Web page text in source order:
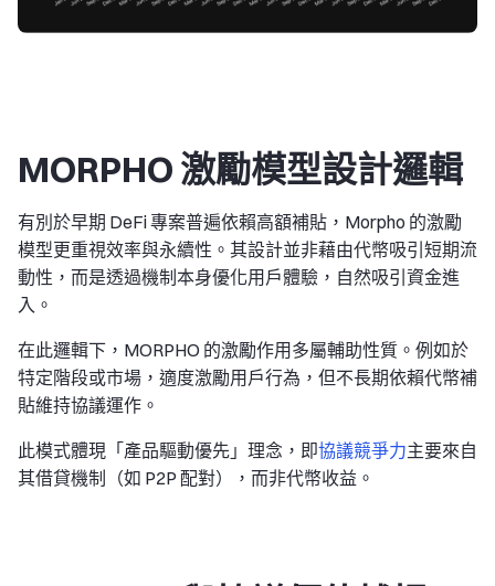
MORPHO 激勵模型設計邏輯
有別於早期 DeFi 專案普遍依賴高額補貼，Morpho 的激勵
模型更重視效率與永續性。其設計並非藉由代幣吸引短期流
動性，而是透過機制本身優化用戶體驗，自然吸引資金進
入。
在此邏輯下，MORPHO 的激勵作用多屬輔助性質。例如於
特定階段或市場，適度激勵用戶行為，但不長期依賴代幣補
貼維持協議運作。
此模式體現「產品驅動優先」理念，即協議競爭力主要來自
其借貸機制（如 P2P 配對），而非代幣收益。